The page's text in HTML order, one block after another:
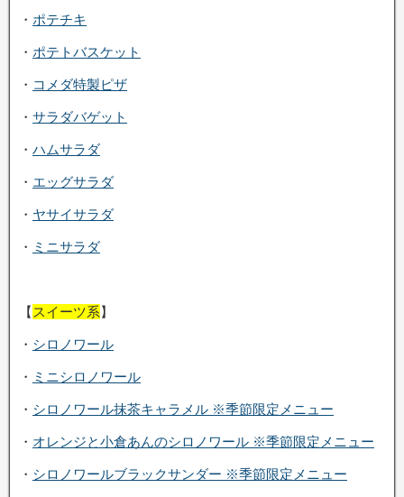
・ ポテチキ
・ ポテトバスケット
・ コメダ特製ピザ
・ サラダバゲット
・ ハムサラダ
・ エッグサラダ
・ ヤサイサラダ
・ ミニサラダ
【 スイーツ系】
・ シロノワール
・ ミニシロノワール
・ シロノワール抹茶キャラメル ※季節限定メニュー
・ オレンジと小倉あんのシロノワール ※季節限定メニュー
・ シロノワールブラックサンダー ※季節限定メニュー